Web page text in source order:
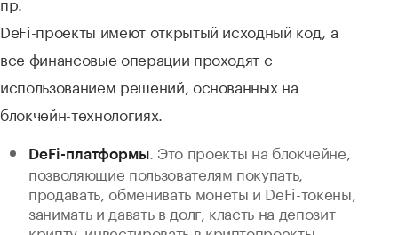
DeFi-проекты имеют открытый исходный код, а
все финансовые операции проходят с
использованием решений, основанных на
блокчейн-технологиях.
DeFi-платформы. Это проекты на блокчейне,
позволяющие пользователям покупать,
продавать, обменивать монеты и DeFi-токены,
занимать и давать в долг, класть на депозит